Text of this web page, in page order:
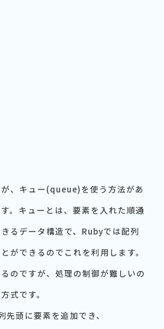
、キュー(queue)を使う方法があ
。キューとは、要素を入れた順通
るデータ構造で、Rubyでは配列
ができるのでこれを利用します。
のですが、処理の制御が難しいの
式です。
頭に要素を追加でき、